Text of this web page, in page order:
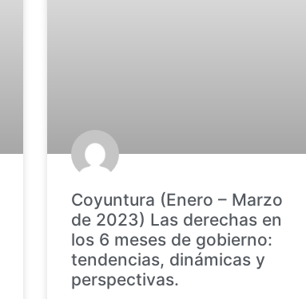
Coyuntura (Enero – Marzo
de 2023) Las derechas en
los 6 meses de gobierno:
tendencias, dinámicas y
perspectivas.